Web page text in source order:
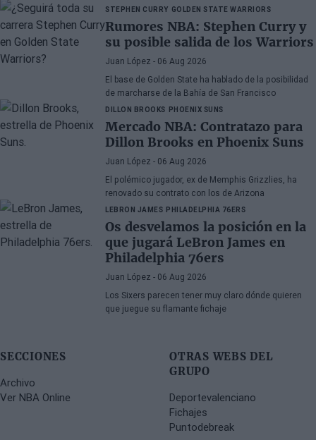
hecho méritos para seguir en la NBA.
STEPHEN CURRY GOLDEN STATE WARRIORS
Rumores NBA: Stephen Curry y
su posible salida de los Warriors
Juan López - 06 Aug 2026
El base de Golden State ha hablado de la posibilidad
de marcharse de la Bahía de San Francisco
DILLON BROOKS PHOENIX SUNS
Mercado NBA: Contratazo para
Dillon Brooks en Phoenix Suns
Juan López - 06 Aug 2026
El polémico jugador, ex de Memphis Grizzlies, ha
renovado su contrato con los de Arizona
LEBRON JAMES PHILADELPHIA 76ERS
Os desvelamos la posición en la
que jugará LeBron James en
Philadelphia 76ers
Juan López - 06 Aug 2026
Los Sixers parecen tener muy claro dónde quieren
que juegue su flamante fichaje
SECCIONES
Archivo
Ver NBA Online
OTRAS WEBS DEL
GRUPO
Deportevalenciano
Fichajes
Puntodebreak